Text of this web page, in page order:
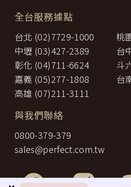
六、
用。
七、 送費用及團體行李接送人員之小費
司規定辦理。
八、 稅捐：各地機場服務稅捐及團體餐
九、 服務費：領隊及其他乙方為甲方
十、 保險費：責任保險及履約保證保險
前項第二款交通運輸費及第五款遊覽費
府機關或經營管理業者公布調高或調低
第一項第二款至第五款之年長者門票減
求如實退還差額。
第九條（旅遊費用所未涵蓋項目）
第五條之旅遊費用，除雙方依第三十七
一、非本旅遊契約所列行程之一切費用
甲方之個人費用：如自費行程費用
尊重智慧財產權為全民應盡義務，「
產權，任何人不得逕自使用、修改、
布、發行、公開發表、進行還原工程
或轉載，請事先依法取得「理想旅遊
【我們對保護您隱私權的承諾】
為確保您的個人資料安全，我們傳遞
想旅遊」公司員工，並在公司內落實
【隱私權問題】
本服務條款之解釋與適用，以及相關
予以處理，並以台灣台北地方法院為
繫。
全台服務據點
台北 (02)7729-1000
桃
中壢 (03)427-2389
台
彰化 (04)711-6624
斗
嘉義 (05)277-1808
台
高雄 (07)211-3111
與我們聯絡
0800-379-379
sales@perfect.com.tw